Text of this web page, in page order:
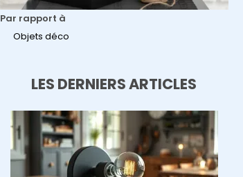
Par rapport à
Objets déco
LES DERNIERS ARTICLES